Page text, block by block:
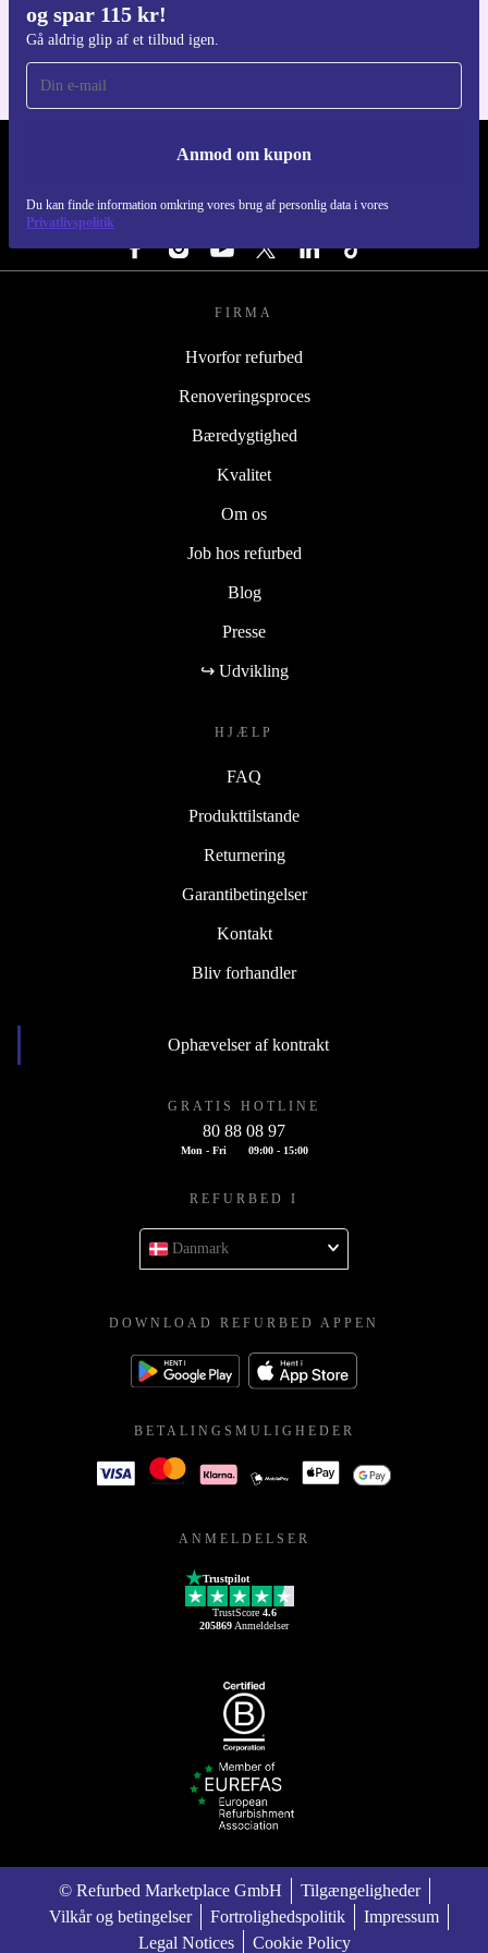
og spar 115 kr!
Gå aldrig glip af et tilbud igen.
Anmod om kupon
Du kan finde information omkring vores brug af personlig data i vores
Privatlivspolitik
REFURBED DANMARK - RETHINK NEW.
FØLG OS
FIRMA
Hvorfor refurbed
Renoveringsproces
Bæredygtighed
Kvalitet
Om os
Job hos refurbed
Blog
Presse
↪ Udvikling
HJÆLP
FAQ
Produkttilstande
Returnering
Garantibetingelser
Kontakt
Bliv forhandler
Ophævelser af kontrakt
GRATIS HOTLINE
80 88 08 97
Mon - Fri 09:00 - 15:00
REFURBED I
Danmark
DOWNLOAD REFURBED APPEN
BETALINGSMULIGHEDER
ANMELDELSER
Trustpilot
TrustScore 4.6
205869 Anmeldelser
© Refurbed Marketplace GmbH
Tilgængeligheder
Vilkår og betingelser
Fortrolighedspolitik
Impressum
Legal Notices
Cookie Policy